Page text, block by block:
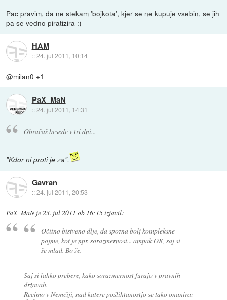
Pac pravim, da ne stekam 'bojkota', kjer se ne kupuje vsebin, se jih
pa se vedno piratizira :)
HAM
::24. jul 2011, 10:14
@milan0 +1
PaX_MaN
::24. jul 2011, 14:31
Obračaš besede v tri dni...
"Kdor ni proti je za".
Gavran
::24. jul 2011, 20:53
PaX_MaNje23. jul 2011 ob 16:15izjavil:
Očitno bistveno dlje, da spozna bolj kompleksne
pojme, kot je npr. sorazmernost... ampak OK, saj si
še mlad. Bo že.
Saj si lahko prebere, kako sorazmernost furajo vpravnih
državah.
Recimo v Nemčiji, nad katere pošlihtanostjo se tako onanira: